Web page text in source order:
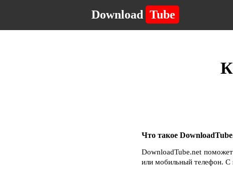
Download Tube
Что такое
DownloadTube.net
или мобильный телефон. С